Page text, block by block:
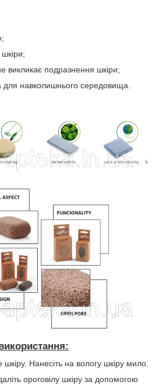
викликає подразнення шкіри;
навколишнього середовища.
шкіру. Нанесіть на вологу шкіру мило.
ороговілу шкіру за допомогою